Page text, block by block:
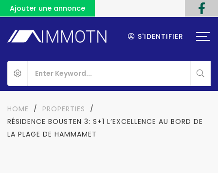
Ajouter une annonce
S'IDENTIFIER
HOME / PROPERTIES
/
RÉSIDENCE BOUSTEN 3: S+1 L’EXCELLENCE AU BORD DE
LA PLAGE DE HAMMAMET